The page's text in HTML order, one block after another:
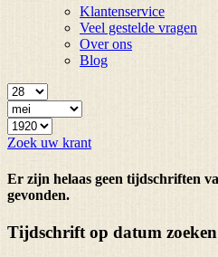
Klantenservice
Veel gestelde vragen
Over ons
Blog
Zoek uw krant
Er zijn helaas geen tijdschriften
gevonden.
Tijdschrift op datum zoeken